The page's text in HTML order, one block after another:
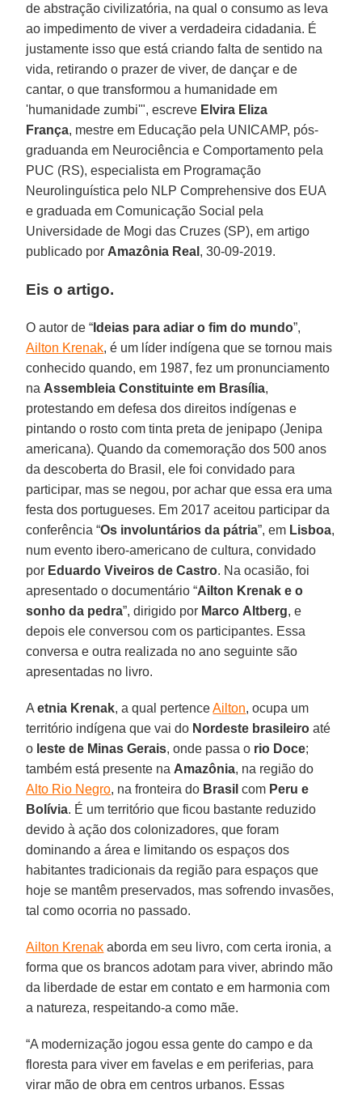
de abstração civilizatória, na qual o consumo as leva
ao impedimento de viver a verdadeira cidadania. É
justamente isso que está criando falta de sentido na
vida, retirando o prazer de viver, de dançar e de
cantar, o que transformou a humanidade em
'humanidade zumbi'", escreve Elvira Eliza
França, mestre em Educação pela UNICAMP, pós-
graduanda em Neurociência e Comportamento pela
PUC (RS), especialista em Programação
Neurolinguística pelo NLP Comprehensive dos EUA
e graduada em Comunicação Social pela
Universidade de Mogi das Cruzes (SP), em artigo
publicado por Amazônia Real , 30-09-2019.
Eis o artigo.
O autor de “ Ideias para adiar o fim do mundo”,
Ailton Krenak, é um líder indígena que se tornou mais
conhecido quando, em 1987, fez um pronunciamento
na Assembleia Constituinte em Brasília,
protestando em defesa dos direitos indígenas e
pintando o rosto com tinta preta de jenipapo (Jenipa
americana). Quando da comemoração dos 500 anos
da descoberta do Brasil, ele foi convidado para
participar, mas se negou, por achar que essa era uma
festa dos portugueses. Em 2017 aceitou participar da
conferência “Os involuntários da pátria”, em Lisboa,
num evento ibero-americano de cultura, convidado
por Eduardo Viveiros de Castro. Na ocasião, foi
apresentado o documentário “Ailton Krenak e o
sonho da pedra”, dirigido por Marco Altberg, e
depois ele conversou com os participantes. Essa
conversa e outra realizada no ano seguinte são
apresentadas no livro.
Aetnia Krenak, a qual pertenceAilton, ocupa um
território indígena que vai do Nordeste brasileiro até
o leste de Minas Gerais, onde passa o rio Doce;
também está presente na Amazônia, na região do
Alto Rio Negro, na fronteira do Brasil com Peru e
Bolívia. É um território que ficou bastante reduzido
devido à ação dos colonizadores, que foram
dominando a área e limitando os espaços dos
habitantes tradicionais da região para espaços que
hoje se mantêm preservados, mas sofrendo invasões,
tal como ocorria no passado.
Ailton Krenak aborda em seu livro, com certa ironia, a
forma que os brancos adotam para viver, abrindo mão
da liberdade de estar em contato e em harmonia com
a natureza, respeitando-a como mãe.
“A modernização jogou essa gente do campo e da
floresta para viver em favelas e em periferias, para
virar mão de obra em centros urbanos. Essas